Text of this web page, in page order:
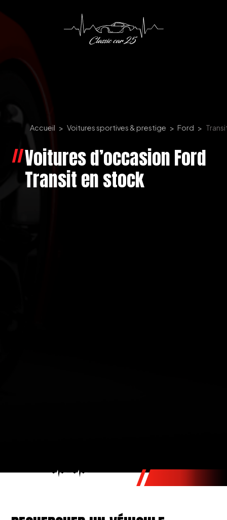
Accueil Voitures sportives & prestige Ford
Voitures d’occasion Ford
Transit en stock